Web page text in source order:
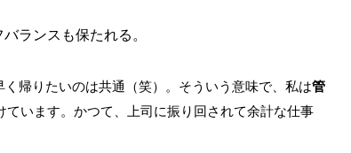
ランスも保たれる。
帰りたいのは共通（笑）。そういう意味で、私は管
ています。かつて、上司に振り回されて余計な仕事